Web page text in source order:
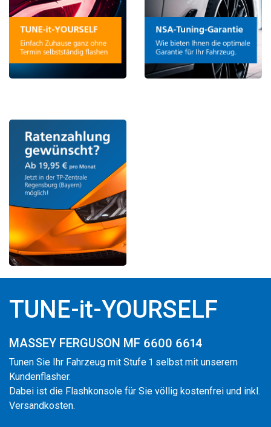
TUNE-it-YOURSELF
MASSEY FERGUSON MF 6600 6614
Tunen Sie Ihr Fahrzeug mit Stufe 1 selbst mit unserem
Kundenflasher.
Dabei ist die Flashkonsole für Sie völlig kostenfrei und inkl.
Versandkosten.